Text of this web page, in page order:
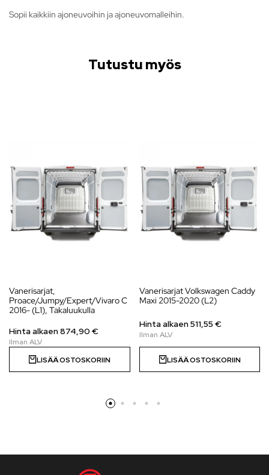
Sopii kaikkiin ajoneuvoihin ja ajoneuvomalleihin.
Tutustu myös
Vanerisarjat,
Proace/Jumpy/Expert/Vivaro C
2016- (L1), Takaluukulla
Hinta alkaen874,90 €
LISÄÄ OSTOSKORIIN
Vanerisarjat Volkswagen Caddy
Maxi 2015-2020 (L2)
Hinta alkaen511,55 €
LISÄÄ OSTOSKORIIN